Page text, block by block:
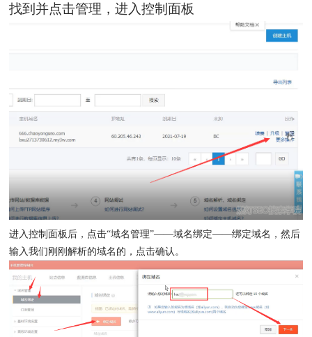
找到并点击管理，进入控制面板
进入控制面板后，点击“域名管理”——域名绑定——绑定域名，然后
输入我们刚刚解析的域名的，点击确认。